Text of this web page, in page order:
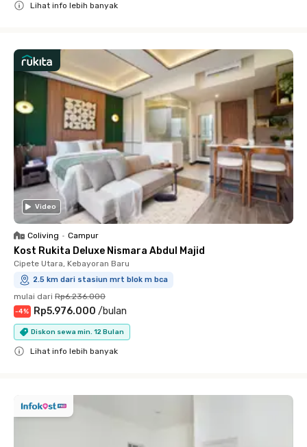
Lihat info lebih banyak
Video
Coliving • Campur
Kost Rukita Deluxe Nismara Abdul Majid
Cipete Utara, Kebayoran Baru
2.5 km dari stasiun mrt blok m bca
mulai dari Rp6.236.000
-4% Rp5.976.000 /bulan
Diskon sewa min. 12 Bulan
Lihat info lebih banyak